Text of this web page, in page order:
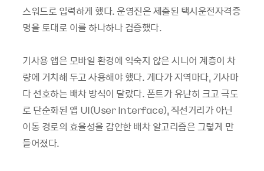
스워드로 입력하게 했다. 운영진은 제출된 택시운전자격증
명을 토대로 이를 하나하나 검증했다.
기사용 앱은 모바일 환경에 익숙지 않은 시니어 계층이 차
량에 거치해 두고 사용해야 했다. 게다가 지역마다, 기사마
다 선호하는 배차 방식이 달랐다. 폰트가 유난히 크고 극도
로 단순화된 앱 UI(User Interface), 직선거리가 아닌
이동 경로의 효율성을 감안한 배차 알고리즘은 그렇게 만
들어졌다.